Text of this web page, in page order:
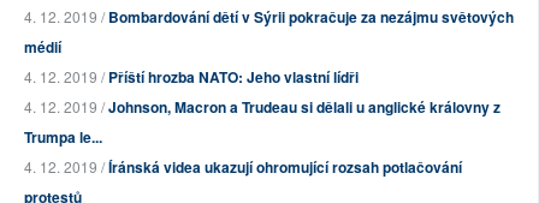
4. 12. 2019 /Bombardování dětí v Sýrii pokračuje za nezájmu světových
médií
4. 12. 2019 /Příští hrozba NATO: Jeho vlastní lídři
4. 12. 2019 /Johnson, Macron a Trudeau si dělali u anglické královny z
Trumpa le...
4. 12. 2019 /Íránská videa ukazují ohromující rozsah potlačování
protestů